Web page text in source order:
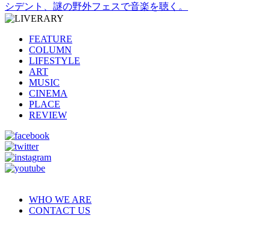
シデント、謎の野外フェスで音楽を聴く。
FEATURE
COLUMN
LIFESTYLE
ART
MUSIC
CINEMA
PLACE
REVIEW
WHO WE ARE
CONTACT US